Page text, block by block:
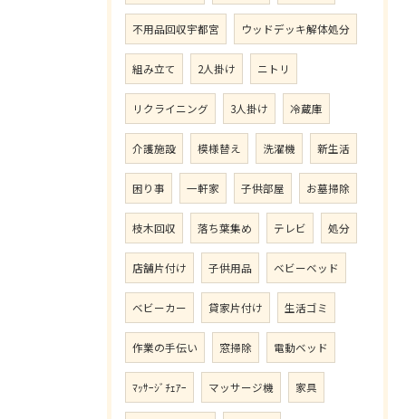
不用品回収宇都宮 ウッドデッキ解体処分
組み立て 2人掛け ニトリ
リクライニング 3人掛け 冷蔵庫
介護施設 模様替え 洗濯機 新生活
困り事 一軒家 子供部屋 お墓掃除
枝木回収 落ち葉集め テレビ 処分
店舗片付け 子供用品 ベビーベッド
ベビーカー 貸家片付け 生活ゴミ
作業の手伝い 窓掃除 電動ベッド
ﾏｯｻｰｼﾞﾁｪｱｰ マッサージ機 家具